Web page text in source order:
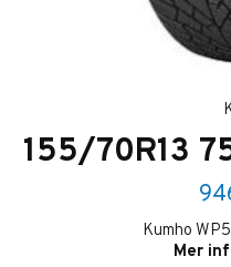
155/70R13
Kumho
Mer